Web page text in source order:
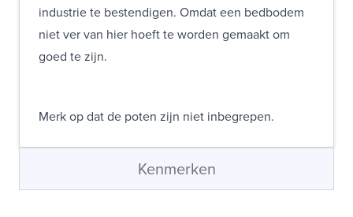
industrie te bestendigen. Omdat een bedbodem
niet ver van hier hoeft te worden gemaakt om
goed te zijn.
Merk op dat de poten zijn niet inbegrepen.
Kenmerken